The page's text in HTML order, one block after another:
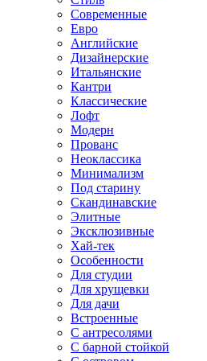
Современные
Евро
Английские
Дизайнерские
Итальянские
Кантри
Классические
Лофт
Модерн
Прованс
Неоклассика
Минимализм
Под старину
Скандинавские
Элитные
Эксклюзивные
Хай-тек
Особенности
Для студии
Для хрущевки
Для дачи
Встроенные
С антресолями
С барной стойкой